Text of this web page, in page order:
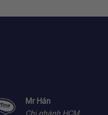
Mr Hán